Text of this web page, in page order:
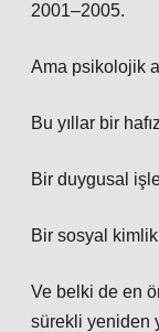
2001–2005.
Ama psikolojik
Bu yıllar bir
Bir duygusal
Bir sosyal
Ve belki de en
sürekli yeniden